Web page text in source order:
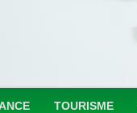
TOURISME